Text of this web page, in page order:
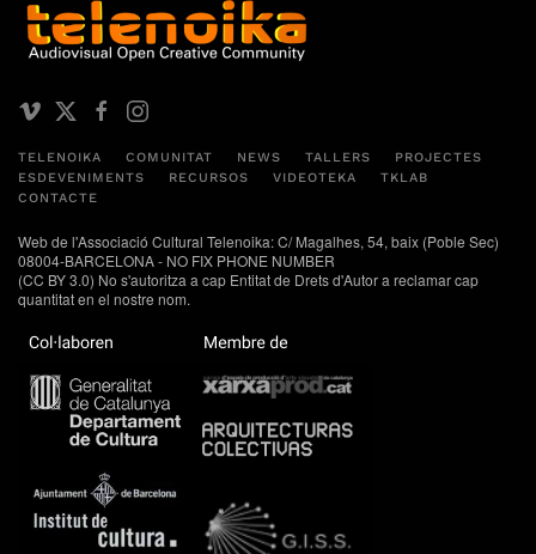
TELENOIKA COMUNITAT NEWS TALLERS
PROJECTES
ESDEVENIMENTS
RECURSOS VIDEOTEKA
TKLAB
CONTACTE
Web de l'Associació Cultural Telenoika: C/ Magalhes, 54, baix (Poble Sec)
08004-BARCELONA - NO FIX PHONE NUMBER
(CC BY 3.0) No s'autoritza a cap Entitat de Drets d'Autor a reclamar cap
quantitat en el nostre nom.